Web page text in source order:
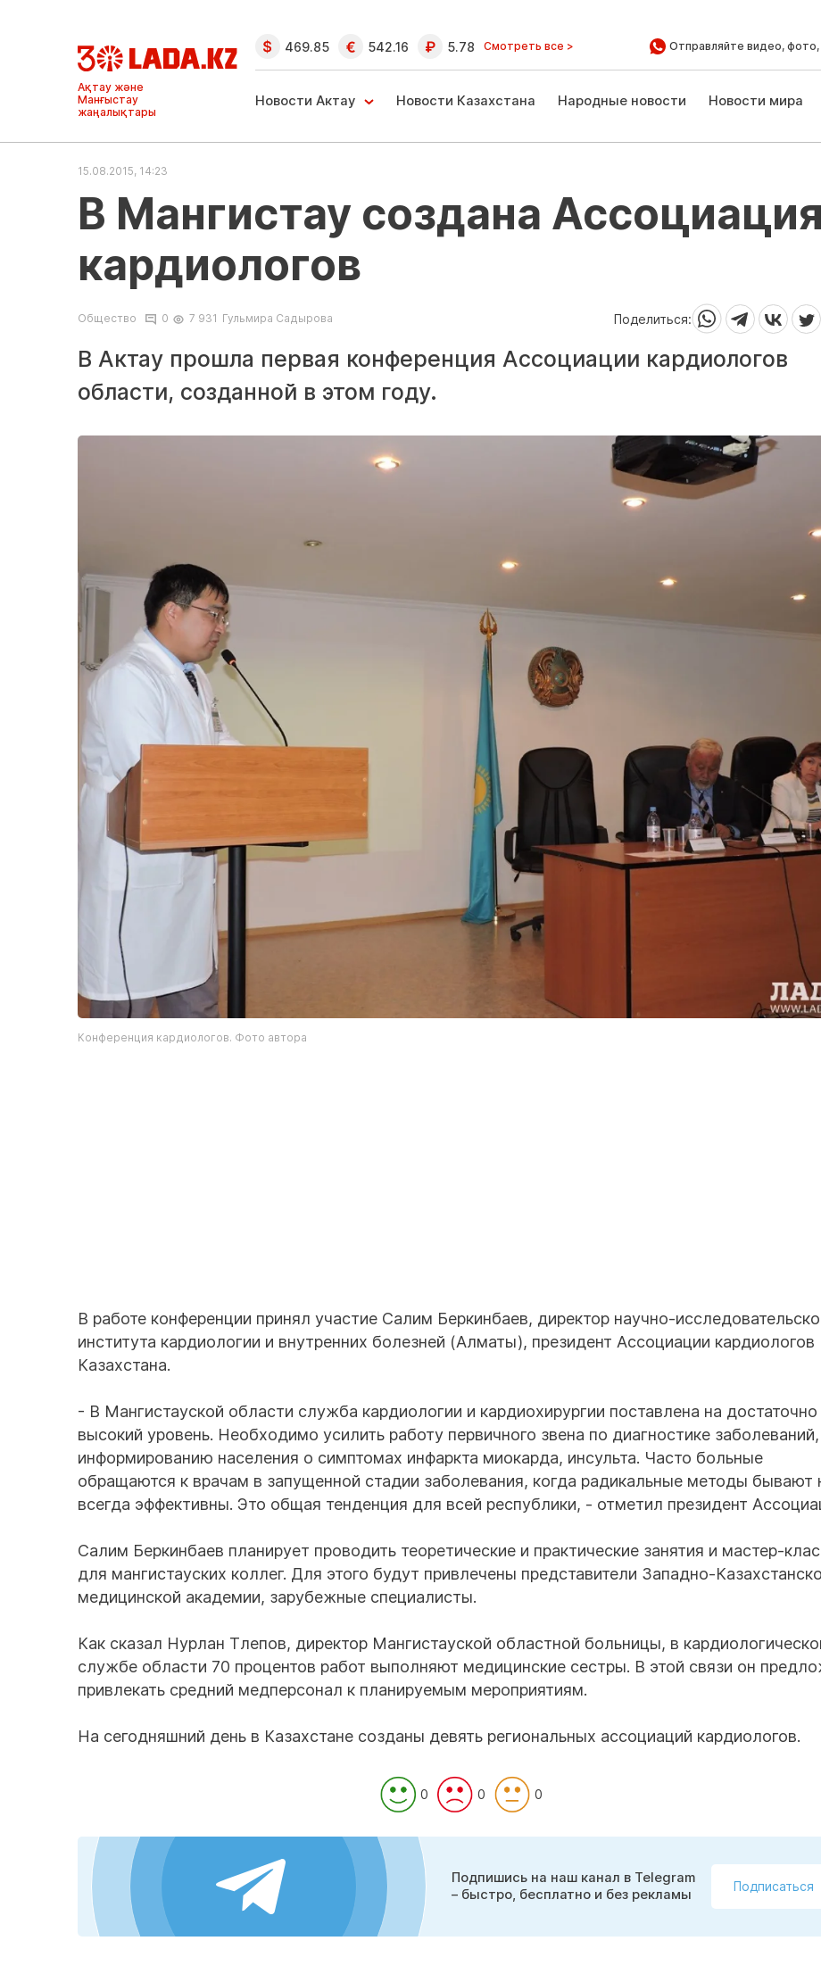
Ақтау және
Манғыстау
жаңалықтары
469.85 542.16 5.78 Смотреть все > Отправляйте видео,
Новости Актау Новости Казахстана Народные новости Новости мира
15.08.2015, 14:23
В Мангистау создана Ассоциация
кардиологов
Общество 0 7 931 Гульмира Садырова Поделиться:
В Актау прошла первая конференция Ассоциации кардиологов
области, созданной в этом году.
Конференция кардиологов. Фото автора
В работе конференции принял участие Салим Беркинбаев, директор научно-
института кардиологии и внутренних болезней (Алматы), президент Ассоциации кардиологов
Казахстана.
- В Мангистауской области служба кардиологии и кардиохирургии поставлена на достаточно
высокий уровень. Необходимо усилить работу первичного звена по диагностике заболеваний,
информированию населения о симптомах инфаркта миокарда, инсульта. Часто больные
обращаются к врачам в запущенной стадии заболевания, когда радикальные методы бывают
всегда эффективны. Это общая тенденция для всей республики, - отметил президент
Салим Беркинбаев планирует проводить теоретические и практические занятия и мастер-
для мангистауских коллег. Для этого будут привлечены представители Западно-
медицинской академии, зарубежные специалисты.
Как сказал Нурлан Тлепов, директор Мангистауской областной больницы, в
службе области 70 процентов работ выполняют медицинские сестры. В этой связи он
привлекать средний медперсонал к планируемым мероприятиям.
На сегодняшний день в Казахстане созданы девять региональных ассоциаций кардиологов.
0 0 0
Подпишись на наш канал в Telegram
– быстро, бесплатно и без рекламы
Подписаться